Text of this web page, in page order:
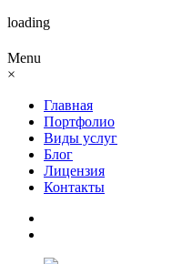
loading
Menu
×
Главная
Портфолио
Виды услуг
Блог
Лицензия
Контакты